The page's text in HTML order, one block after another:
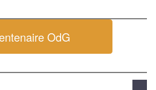
OdG